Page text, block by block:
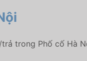
trong Phố cố Hà